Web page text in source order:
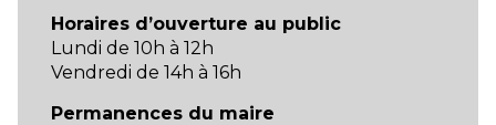
Horaires d’ouverture au public
Lundi de 10h à 12h
Vendredi de 14h à 16h
Permanences du maire